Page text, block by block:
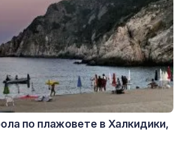
по плажовете в Халкидики,